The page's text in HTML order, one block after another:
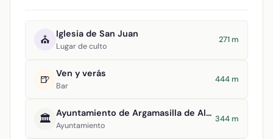
⛪ Iglesia de San Juan
Lugar de culto
271 m
🍺 Ven y verás
Bar
444 m
🏛️ Ayuntamiento de Argamasilla de Alba
Ayuntamiento
344 m